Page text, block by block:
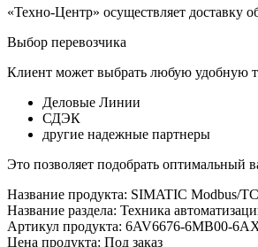
«Техно-Центр» осуществляет доставку
Выбор перевозчика
Клиент может выбрать любую удобную
Деловые Линии
СДЭК
другие надежные партнеры
Это позволяет подобрать оптимальный
Название продукта: SIMATIC Modbus/
Название раздела: Техника
Артикул продукта: 6AV6676-6MB00-
Цена продукта: Под заказ